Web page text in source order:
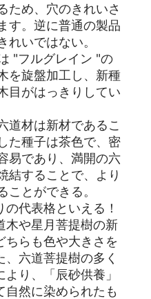
ため、穴のきれいさ
す。逆に普通の製品
れいではない。
"フルグレイン "の
を旋盤加工し、新種
目がはっきりしてい
道材は新材であるこ
た種子は茶色で、密
易であり、満開の六
結することで、より
ことができる。
代表格といえる！
木や星月菩提樹の新
ちらも色や大きさを
六道菩提樹の多く
り、「辰砂供養」
自然に染められたも